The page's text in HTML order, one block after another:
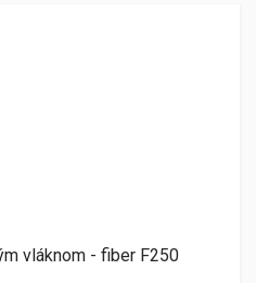
vláknom - fiber F250